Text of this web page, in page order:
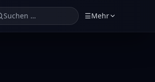
Suchen … ☰Mehr